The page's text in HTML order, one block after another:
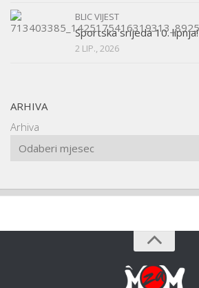
BLIC VIJEST
Sportska srijeda 10. lipnja!
2 LIP., 2026
ARHIVA
Arhiva